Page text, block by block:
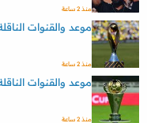
منذ 2 ساعة
موعد والقنوات
منذ 2 ساعة
موعد والقنوات
منذ 2 ساعة